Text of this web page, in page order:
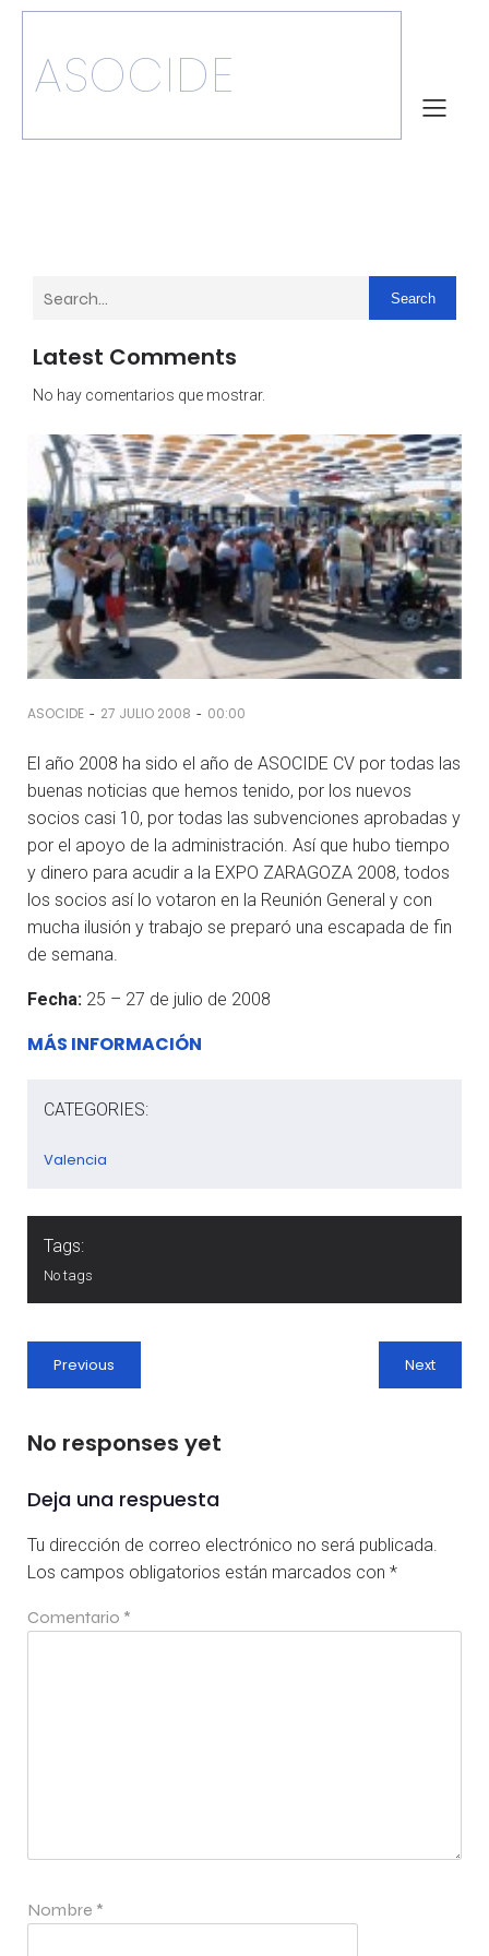
ASOCIDE
Search
Latest Comments
No hay comentarios que mostrar.
ASOCIDE - 27 JULIO 2008 - 00:00
El año 2008 ha sido el año de ASOCIDE CV por todas las
buenas noticias que hemos tenido, por los nuevos
socios casi 10, por todas las subvenciones aprobadas y
por el apoyo de la administración. Así que hubo tiempo
y dinero para acudir a la EXPO ZARAGOZA 2008, todos
los socios así lo votaron en la Reunión General y con
mucha ilusión y trabajo se preparó una escapada de fin
de semana.
Fecha: 25 – 27 de julio de 2008
MÁS INFORMACIÓN
CATEGORIES:
Valencia
Tags:
No tags
Previous Next
No responses yet
Deja una respuesta
Tu dirección de correo electrónico no será publicada.
Los campos obligatorios están marcados con *
Comentario *
Nombre *